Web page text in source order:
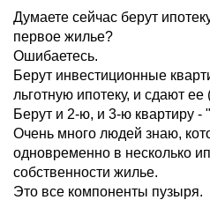
Думаете сейчас берут
первое жилье?
Ошибаетесь.
Берут инвестиционные
льготную ипотеку, и сдают
Берут и 2-ю, и 3-ю квартиру -
Очень много людей знаю,
одновременно в несколько
собственности жилье.
Это все компоненты пузыря.